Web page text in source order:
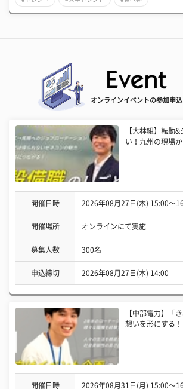
オンラインイベントの参加申込
【大林組】転勤
い！九州の現場
開催日時 2026年08月27日(木) 15:00〜
開催場所 オンラインにて実施
募集人数 300名
申込締切 2026年08月27日(木) 14:00
【中部電力】「
想いを形にする
開催日時 2026年08月31日(月) 15:00〜